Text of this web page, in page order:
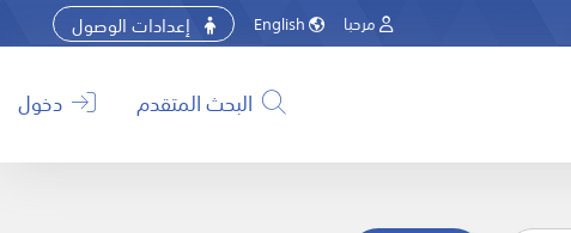
إعدادات الوصول مرحبا
البحث المتقدم دخول